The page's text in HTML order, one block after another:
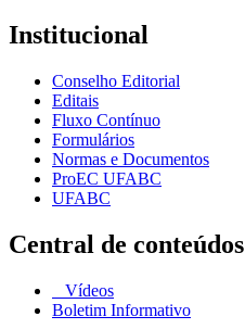
Institucional
Conselho Editorial
Editais
Fluxo Contínuo
Formulários
Normas e Documentos
ProEC UFABC
UFABC
Central de conteúdos
Vídeos
Boletim Informativo